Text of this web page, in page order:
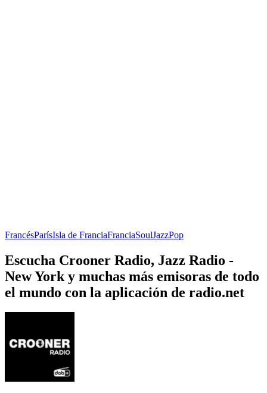
FrancésParísIsla de FranciaFranciaSoulJazzPop
Escucha Crooner Radio, Jazz Radio -
New York y muchas más emisoras de todo
el mundo con la aplicación de radio.net